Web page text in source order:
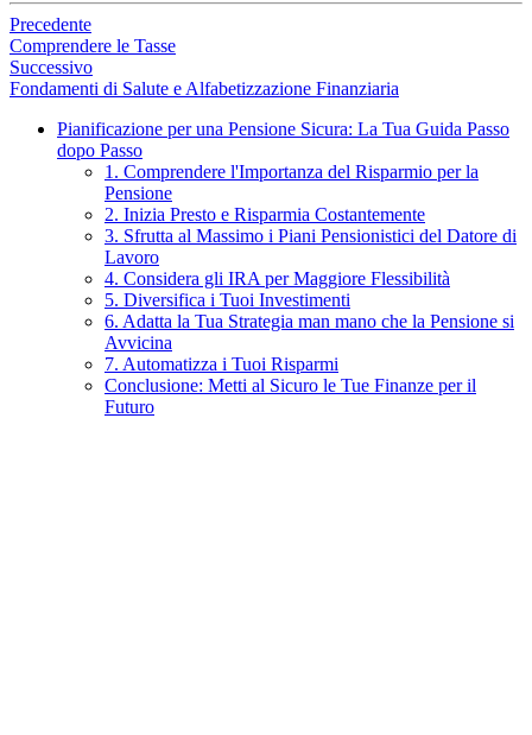
Precedente
Comprendere le Tasse
Successivo
Fondamenti di Salute e Alfabetizzazione Finanziaria
Pianificazione per una Pensione Sicura: La Tua Guida Passo
dopo Passo
1. Comprendere l'Importanza del Risparmio per la
Pensione
2. Inizia Presto e Risparmia Costantemente
3. Sfrutta al Massimo i Piani Pensionistici del Datore di
Lavoro
4. Considera gli IRA per Maggiore Flessibilità
5. Diversifica i Tuoi Investimenti
6. Adatta la Tua Strategia man mano che la Pensione si
Avvicina
7. Automatizza i Tuoi Risparmi
Conclusione: Metti al Sicuro le Tue Finanze per il
Futuro